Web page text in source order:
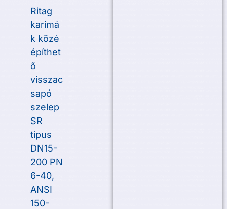
Ritag
karimá
k közé
építhet
ő
visszac
sapó
szelep
SR
típus
DN15-
200 PN
6-40,
ANSI
150-